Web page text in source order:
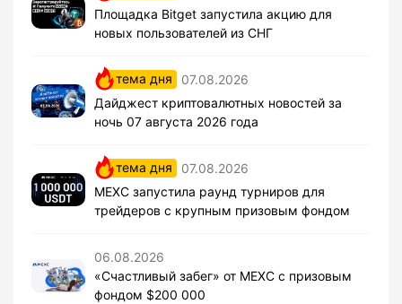
Площадка Bitget запустила акцию для
новых пользователей из СНГ
тема дня
07.08.2026
Дайджест криптовалютных новостей за
ночь 07 августа 2026 года
тема дня
07.08.2026
MEXC запустила раунд турниров для
трейдеров с крупным призовым фондом
06.08.2026
«Счастливый забег» от MEXC с призовым
фондом $200 000